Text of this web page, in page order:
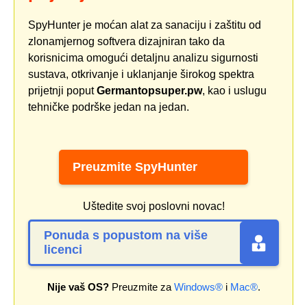
SpyHunter je moćan alat za sanaciju i zaštitu od
zlonamjernog softvera dizajniran tako da
korisnicima omogući detaljnu analizu sigurnosti
sustava, otkrivanje i uklanjanje širokog spektra
prijetnji poputGermantopsuper.pw, kao i uslugu
tehničke podrške jedan na jedan.
Preuzmite SpyHunter
Uštedite svoj poslovni novac!
Ponuda s popustom na više
licenci
Nije vaš OS?Preuzmite za Windows®i Mac®.